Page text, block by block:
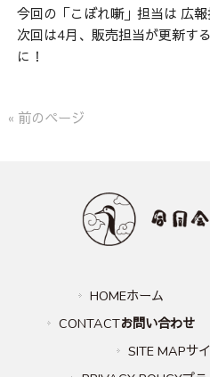
今回の「こぼれ噺」担当は 広報
次回は4月、販売担当が更新す
に！
« 前のページ
HOMEホーム
CONTACTお問い合わせ
SITE MAPサ